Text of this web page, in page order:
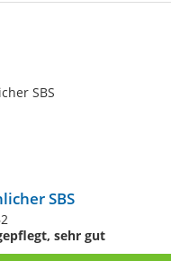
SBS
sehr gut